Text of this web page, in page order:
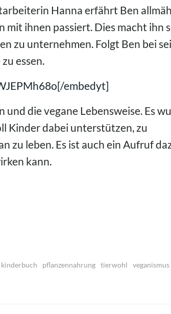
Hanna erfährt Ben
ihnen passiert. Dies macht ihn
zu unternehmen. Folgt Ben bei
essen.
embedyt]
und die vegane Lebensweise. Es
Kinder dabei unterstützen, zu
zu leben. Es ist auch ein Aufruf
kann.
kinderbuch pflanzennahrung tierwohl
veganismus